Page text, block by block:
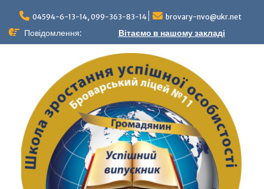
04594-6-13-14, 099-363-83-14 brovary-nvo@ukr.net
Повідомлення: Вітаємо в нашому закладі